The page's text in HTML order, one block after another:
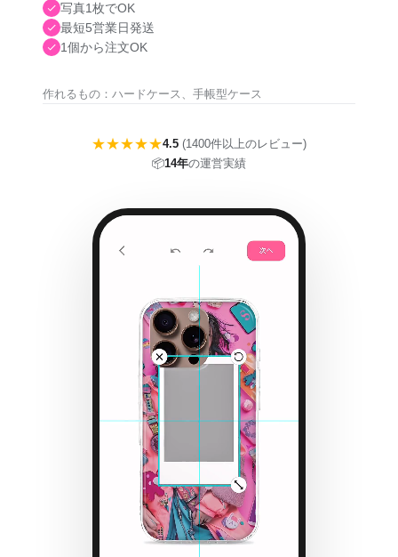
写真1枚でOK
最短5営業日発送
1個から注文OK
作れるもの：ハードケース、手帳型ケース
★★★★★4.5 (1400件以上のレビュー)
📦14年の運営実績